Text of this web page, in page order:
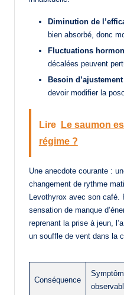
Diminution de
bien absorbé, donc
Fluctuations
décalées peuvent
Besoin
devoir modifier la
Lire
Le saumon
régime ?
Une anecdote courante :
changement de rythme
Levothyrox avec son café.
sensation de manque
reprenant la prise à jeun,
un souffle de vent dans la
Conséquence